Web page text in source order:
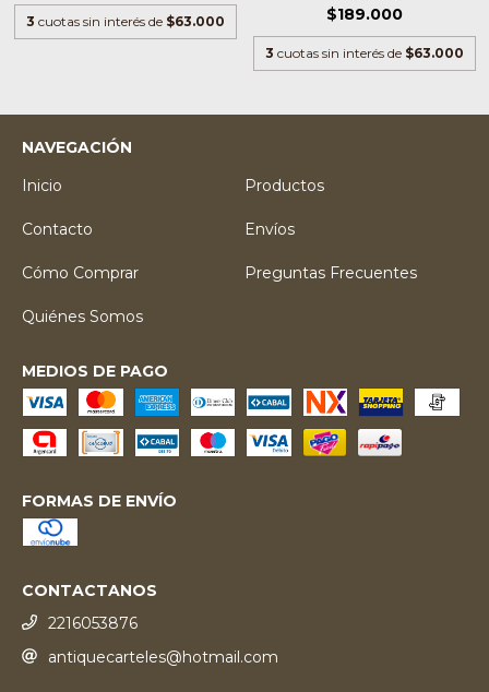
3 cuotas sin interés de $63.000 $189.000
3 cuotas sin interés de $63.000
NAVEGACIÓN
Inicio
Productos
Contacto Envíos
Cómo Comprar Preguntas Frecuentes
Quiénes Somos
MEDIOS DE PAGO
FORMAS DE ENVÍO
CONTACTANOS
2216053876
antiquecarteles@hotmail.com